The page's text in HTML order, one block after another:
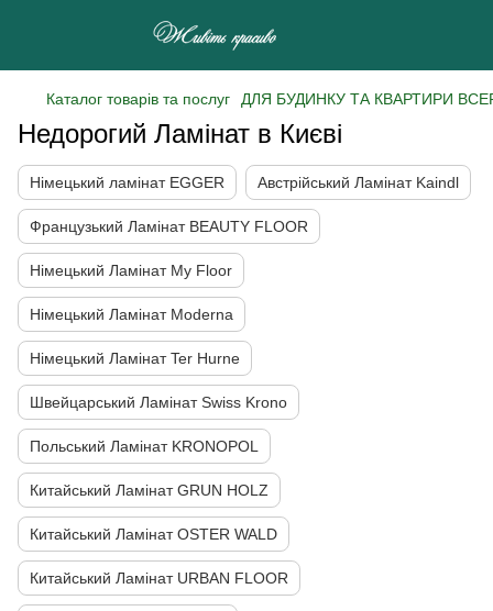
Каталог товарів та послуг ДЛЯ БУДИНКУ ТА КВАРТИРИ
Недорогий Ламінат в Києві
Німецький ламінат EGGER Австрійський Ламінат Kaindl
Французький Ламінат BEAUTY FLOOR
Німецький Ламінат My Floor
Німецький Ламінат Moderna
Німецький Ламінат Ter Hurne
Швейцарський Ламінат Swiss Krono
Польський Ламінат KRONOPOL
Китайський Ламінат GRUN HOLZ
Китайський Ламінат OSTER WALD
Китайський Ламінат URBAN FLOOR